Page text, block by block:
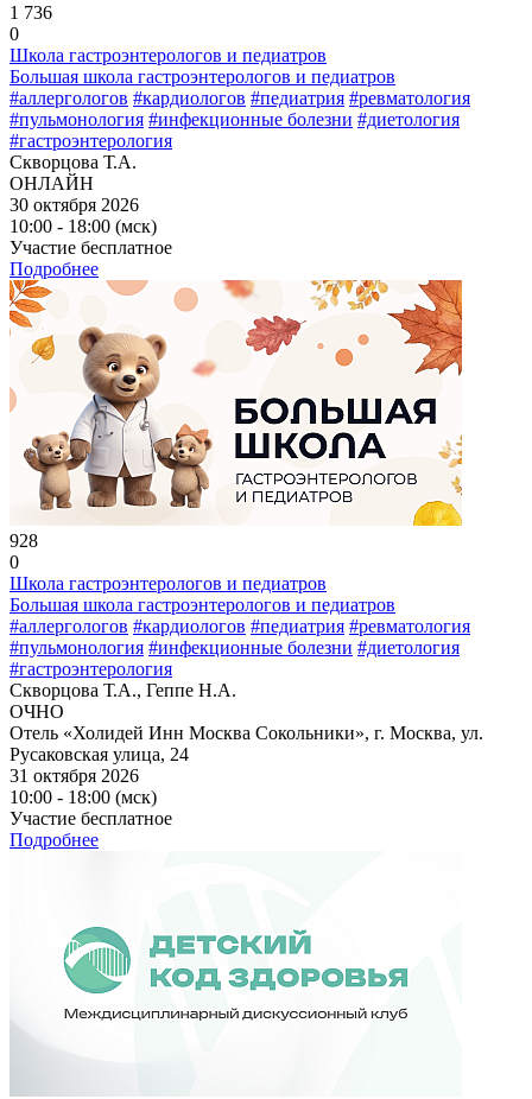
1 736
0
Школа гастроэнтерологов и педиатров
Большая школа гастроэнтерологов и педиатров
#аллергологов #кардиологов #педиатрия #ревматология
#пульмонология #инфекционные болезни #диетология
#гастроэнтерология
Скворцова Т.А.
ОНЛАЙН
30 октября 2026
10:00 - 18:00 (мск)
Участие бесплатное
Подробнее
928
0
Школа гастроэнтерологов и педиатров
Большая школа гастроэнтерологов и педиатров
#аллергологов #кардиологов #педиатрия #ревматология
#пульмонология #инфекционные болезни #диетология
#гастроэнтерология
Скворцова Т.А., Геппе Н.А.
ОЧНО
Отель «Холидей Инн Москва Сокольники», г. Москва, ул.
Русаковская улица, 24
31 октября 2026
10:00 - 18:00 (мск)
Участие бесплатное
Подробнее